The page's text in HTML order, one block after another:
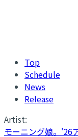
Top
Schedule
News
Release
Artist:
モーニング娘。'26